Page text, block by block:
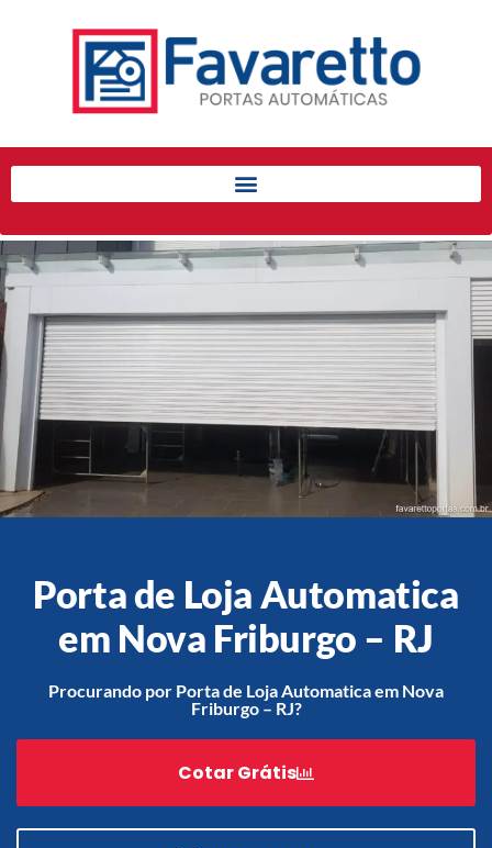
Início
Produtos
Automatizadores
Acessórios Para Portas de
Enrolar
Pintura eletrostática
Portfólio
Contato
Acessórios
Automatização
Portão de Garagem de
Enrolar em Teresópolis – RJ
Aldeia – RJ
Porta de Loja Automatica
em Nova Friburgo – RJ
Procurando por Porta de Loja Automatica em Nova
Friburgo – RJ?
Cotar Grátis